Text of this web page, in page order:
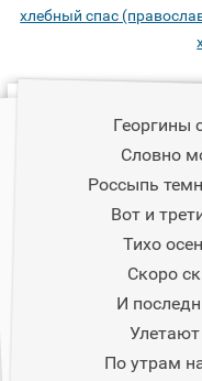
хлебный спас
Георгины
Словно
Россыпь
Вот и
Тихо
Скоро
И
По утрам